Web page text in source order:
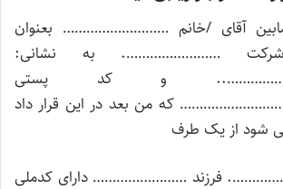
مابین آقای /خانم ……………………… بعنوان
……………………. به نشانی:
و کد پستی
که من بعد در این قرار داد
می شود از یک طرف
فرزند …………………… دارای کدملی